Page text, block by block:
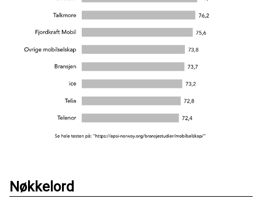
Nøkkelord